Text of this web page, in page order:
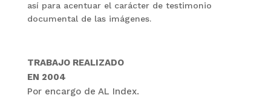
así para acentuar el carácter de testimonio
documental de las imágenes.
TRABAJO REALIZADO
EN 2004
Por encargo de AL Index.